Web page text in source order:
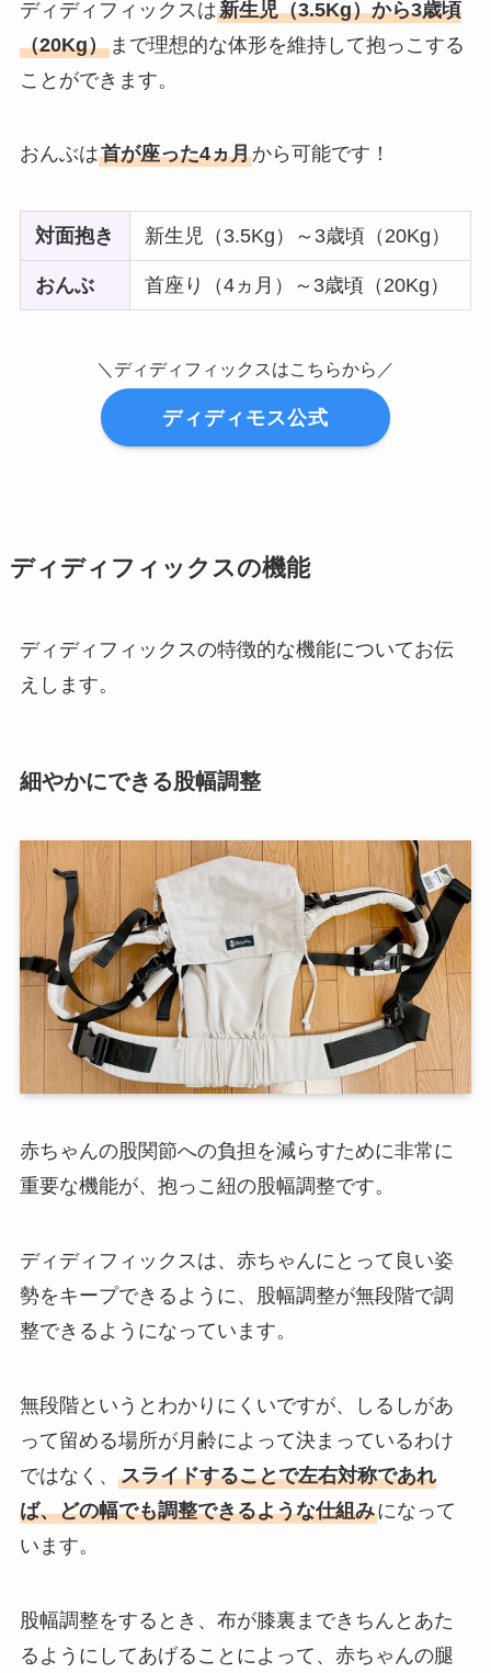
ディディフィックスは新生児（3.5Kg）から3歳頃
（20Kg）まで理想的な体形を維持して抱っこする
ことができます。
おんぶは首が座った4ヵ月から可能です！
対面抱き 新生児（3.5Kg）～3歳頃（20Kg）
おんぶ 首座り（4ヵ月）～3歳頃（20Kg）
＼ディディフィックスはこちらから／
ディディモス公式
ディディフィックスの機能
ディディフィックスの特徴的な機能についてお伝
えします。
細やかにできる股幅調整
赤ちゃんの股関節への負担を減らすために非常に
重要な機能が、抱っこ紐の股幅調整です。
ディディフィックスは、赤ちゃんにとって良い姿
勢をキープできるように、股幅調整が無段階で調
整できるようになっています。
無段階というとわかりにくいですが、しるしがあ
って留める場所が月齢によって決まっているわけ
ではなく、 スライドすることで左右対称であれ
ば、どの幅でも調整できるような仕組みになって
います。
股幅調整をするとき、布が膝裏まできちんとあた
るようにしてあげることによって、赤ちゃんの腿